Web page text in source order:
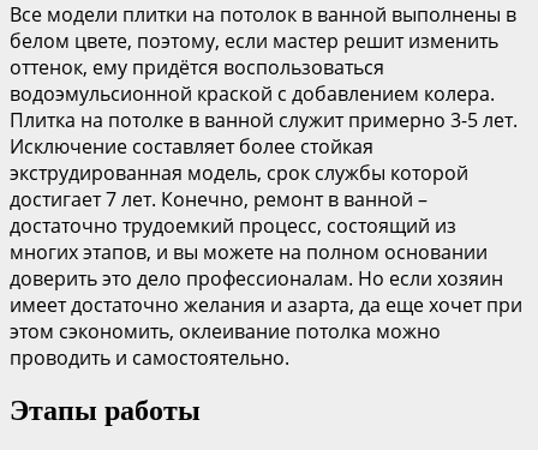
Все модели плитки на потолок в ванной выполнены в
белом цвете, поэтому, если мастер решит изменить
оттенок, ему придётся воспользоваться
водоэмульсионной краской с добавлением колера.
Плитка на потолке в ванной служит примерно 3-5 лет.
Исключение составляет более стойкая
экструдированная модель, срок службы которой
достигает 7 лет. Конечно, ремонт в ванной –
достаточно трудоемкий процесс, состоящий из
многих этапов, и вы можете на полном основании
доверить это дело профессионалам. Но если хозяин
имеет достаточно желания и азарта, да еще хочет при
этом сэкономить, оклеивание потолка можно
проводить и самостоятельно.
Этапы работы